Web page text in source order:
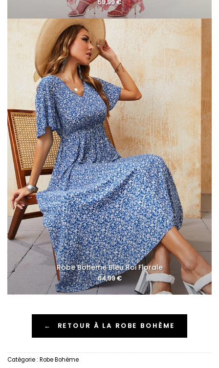
59,99€
Robe Bohème Bleu Roi Florale
64,99€
← RETOUR À LA ROBE BOHÈME
Catégorie : Robe Bohème